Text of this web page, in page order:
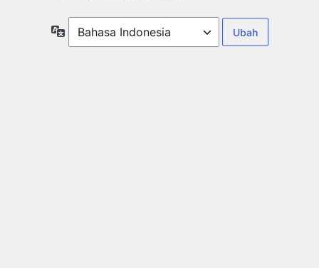
Bahasa